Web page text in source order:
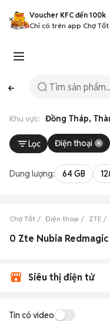
Voucher KFC đến 100k
Chỉ có trên app Chợ Tốt
Khu vực: Đồng Tháp,
Lọc Điện thoại
Dung lượng: 64 GB
Chợ Tốt Điện thoại ZTE
Siêu thị điện tử
Tin có video